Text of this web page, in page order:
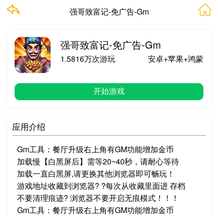
强哥致富记-免广告-Gm
强哥致富记-免广告-Gm
1.5816万次游玩 安卓+苹果+鸿蒙
开始游戏
应用介绍
Gm工具：餐厅升级右上角有GM功能增加金币
加载慢【白黑屏后】需等20~40秒，请耐心等待
加载一直白黑屏,请更换其他浏览器即可畅玩！
游戏地址收藏到浏览器? ?每次从收藏里面进 存档
不要清理痕迹? 浏览器不要开启无痕模式！！！
Gm工具：餐厅升级右上角有GM功能增加金币